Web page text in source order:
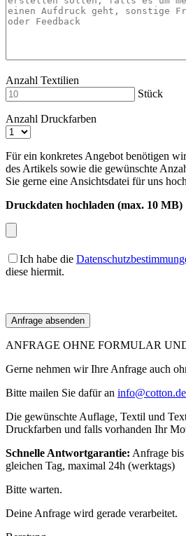
Anzahl Textilien
Stück
Anzahl Druckfarben
Für ein konkretes Angebot benötigen
des Artikels sowie die gewünschte
Sie gerne eine Ansichtsdatei für uns
Druckdaten hochladen (max. 10 MB)
Ich habe die
diese hiermit.
ANFRAGE OHNE FORMULAR
Gerne nehmen wir Ihre Anfrage auch
Bitte mailen Sie dafür an info@cotton.de
Die gewünschte Auflage, Textil und
Druckfarben und falls vorhanden Ihr
Schnelle Antwortgarantie: Anfrage
gleichen Tag, maximal 24h (werktags)
Bitte warten.
Deine Anfrage wird gerade verarbeitet.